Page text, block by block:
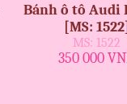
Bánh ô tô Audi
[MS:
MS: 1522
350 000